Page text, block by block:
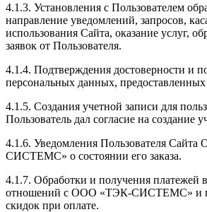
4.1.3. Установления с Пользователем
направление уведомлений, запросов,
использования Сайта, оказание услуг,
заявок от Пользователя.
4.1.4. Подтверждения достоверности и
персональных данных, предоставленных
4.1.5. Создания учетной записи для
Пользователь дал согласие на создание
4.1.6. Уведомления Пользователя
СИСТЕМС» о состоянии его заказа.
4.1.7. Обработки и получения платежей
отношений с ООО «ТЭК-СИСТЕМС» и
скидок при оплате.